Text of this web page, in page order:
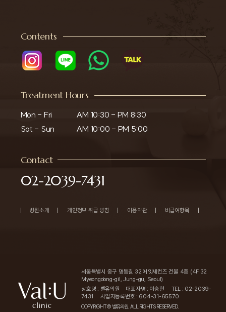
Contents
Treatment Hours
Mon - Fri
Sat - Sun
AM 10:30 - PM 8:30
AM 10:00 - PM 5:00
Contact
02-2039-7431
병원소개 개인정보 취급 방침 이용약관 비급여항목
서울특별시 중구 명동길 32 에잇세컨즈 건물 4층 (4F 32
Myeongdong-gil, Jung-gu, Seoul)
상호명 : 벨유의원
대표자명 : 이승현
TEL : 02-2039-
7431
사업자등록번호 : 604-31-65570
COPYRIGHT© 벨유의원. ALL RIGHTS RESERVED.